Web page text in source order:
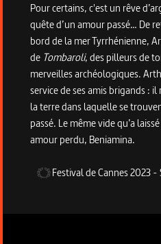
Pour certains, c'est un rêve
quête d’un amour passé… De
bord de la mer Tyrrhénienne,
de Tombaroli, des pilleurs de
merveilles archéologiques.
service de ses amis brigands :
la terre dans laquelle se
passé. Le même vide qu’a
amour perdu, Beniamina.
Festival de Cannes2023-